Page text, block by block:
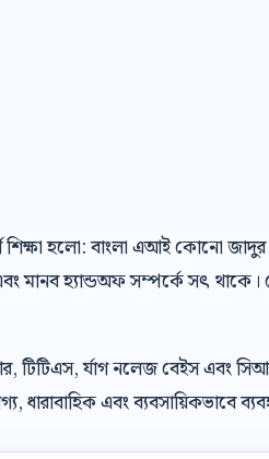
শিক্ষা হলো: বাংলা এআই কোনো
মানব হ্যান্ডঅফ সম্পর্কে সৎ থাকে।
র্যাগ নলেজ বেইস এবং
এবং ব্যবসায়িকভাবে